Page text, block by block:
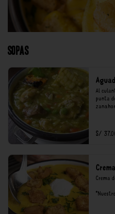
Sopas
Al
punta
S/
Crema